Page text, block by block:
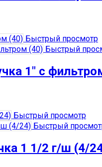
Быстрый просмотр
Быстрый
1″ с
Быстрый просмотр
Быстрый
1 1/2 г/ш (4/